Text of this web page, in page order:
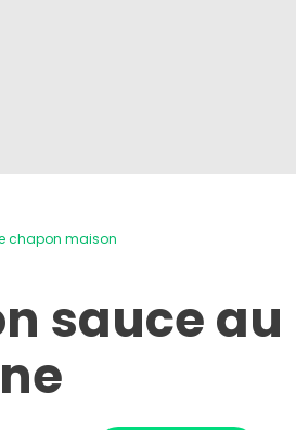
chapon maison
sauce au